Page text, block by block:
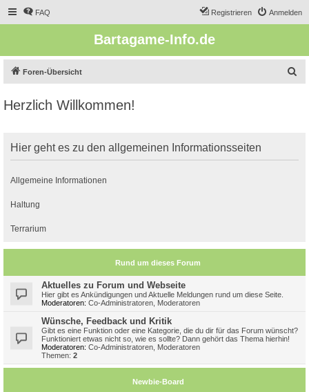
FAQ Anmelden
Registrieren
Bartagame-Info.de
Foren-Übersicht
Herzlich Willkommen!
Hier geht es zu den allgemeinen Informationsseiten
Allgemeine Informationen
Haltung
Terrarium
Rund um dieses Forum
Aktuelles zu Forum und Webseite
Hier gibt es Ankündigungen und Aktuelle Meldungen rund um diese Seite.
Moderatoren: Co-Administratoren Moderatoren
Wünsche, Feedback und Kritik
Gibt es eine Funktion oder eine Kategorie, die du dir für das Forum wünscht?
Funktioniert etwas nicht so, wie es sollte? Dann gehört das Thema hierhin!
Moderatoren: Co-Administratoren Moderatoren
Themen: 2
Newbie-Board